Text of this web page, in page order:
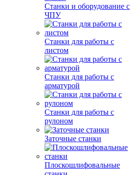
Станки и оборудование с
ЧПУ
Станки для работы с
листом
Станки для работы с
арматурой
Станки для работы с
рулоном
Заточные станки
Плоскошлифовальные